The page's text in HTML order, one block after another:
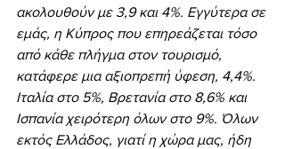
ακολουθούν με 3,9 και 4%. Εγγύτερα σε
εμάς, η Κύπρος που επηρεάζεται τόσο
από κάθε πλήγμα στον τουρισμό,
κατάφερε μια αξιοπρεπή ύφεση, 4,4%.
Ιταλία στο 5%, Βρετανία στο 8,6% και
Ισπανία χειρότερη όλων στο 9%. Όλων
εκτός Ελλάδος, γιατί η χώρα μας, ήδη